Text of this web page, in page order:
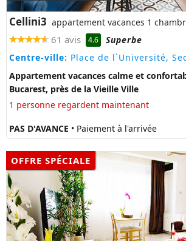
Cellini3 appartement vacances 1
61 avis 4.6
Superbe
Centre-ville: Place de l`Université,
Appartement vacances calme et
Bucarest, près de la Vieille Ville
1 personne regardent maintenant
PAS D'AVANCE • Paiement à l'arrivée
OFFRE SPÉCIALE